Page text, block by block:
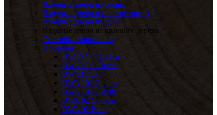
Входные двери из сосны
Входные двери из лиственницы
Входные двери из дуба
Входные двери из красного дерева
Способы открывания
Профили
DW 78/90 Optima
DW 78/90 Classic
DW 110 Evo
DWA 102 Optima
DWA 102 Classic
DWA 92 Contour
DWA 92 Panel